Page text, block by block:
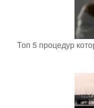
Топ 5 процедур